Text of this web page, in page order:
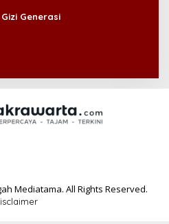
Generasi
Mediatama. All Rights Reserved.